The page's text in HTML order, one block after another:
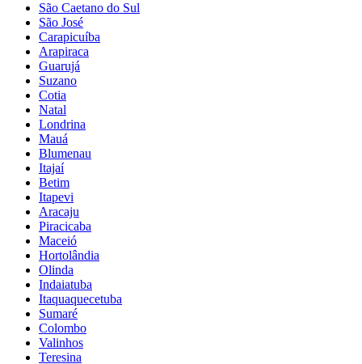
São Caetano do Sul
São José
Carapicuíba
Arapiraca
Guarujá
Suzano
Cotia
Natal
Londrina
Mauá
Blumenau
Itajaí
Betim
Itapevi
Aracaju
Piracicaba
Maceió
Hortolândia
Olinda
Indaiatuba
Itaquaquecetuba
Sumaré
Colombo
Valinhos
Teresina